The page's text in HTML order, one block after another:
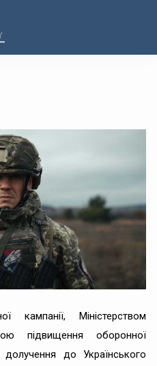
кампанії, Міністерством
підвищення оборонної
до Українського